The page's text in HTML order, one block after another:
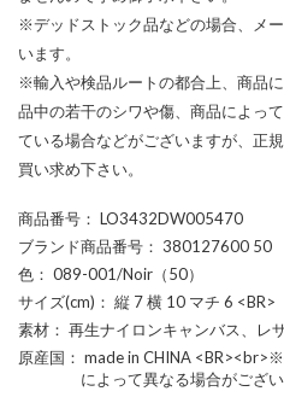
※デッドストック品などの場合、メ
います。
※輸入や検品ルートの都合上、商品
品中の若干のシワや傷、商品によっ
ている場合などがございますが、正
買い求め下さい。
商品番号 ： LO3432DW005470
ブランド商品番号 ： 380127600 50
色 ： 089-001/Noir（50）
サイズ(cm) ： 縦 7 横 10 マチ 6 <BR>
素材 ： 再生ナイロンキャンバス、レ
原産国 ： made in CHINA
によって異なる場合がござ